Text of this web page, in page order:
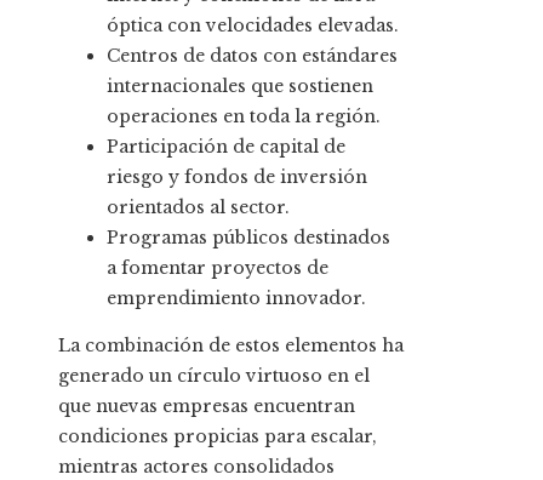
óptica con velocidades elevadas.
Centros de datos con estándares
internacionales que sostienen
operaciones en toda la región.
Participación de capital de
riesgo y fondos de inversión
orientados al sector.
Programas públicos destinados
a fomentar proyectos de
emprendimiento innovador.
La combinación de estos elementos ha
generado un círculo virtuoso en el
que nuevas empresas encuentran
condiciones propicias para escalar,
mientras actores consolidados